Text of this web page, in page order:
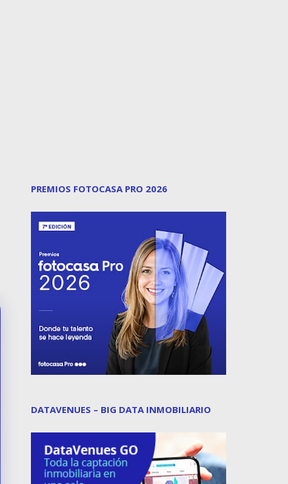
PREMIOS FOTOCASA PRO 2026
DATAVENUES – BIG DATA INMOBILIARIO